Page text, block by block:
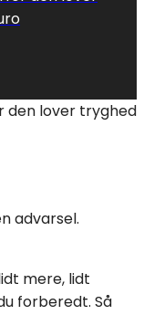
advarsel.
mere, lidt
forberedt. Så